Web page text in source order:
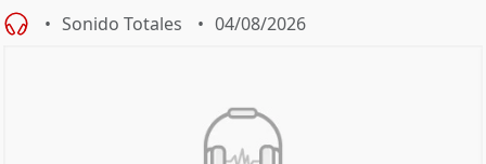
Sonido Totales 04/08/2026